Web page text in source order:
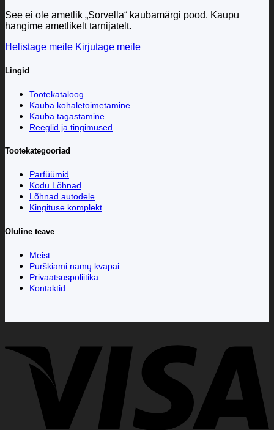
See ei ole ametlik „Sorvella“ kaubamärgi pood. Kaupu
hangime ametlikelt tarnijatelt.
Helistage meile Kirjutage meile
Lingid
Tootekataloog
Kauba kohaletoimetamine
Kauba tagastamine
Reeglid ja tingimused
Tootekategooriad
Parfüümid
Kodu Lõhnad
Lõhnad autodele
Kingituse komplekt
Oluline teave
Meist
Purškiami namų kvapai
Privaatsuspoliitika
Kontaktid